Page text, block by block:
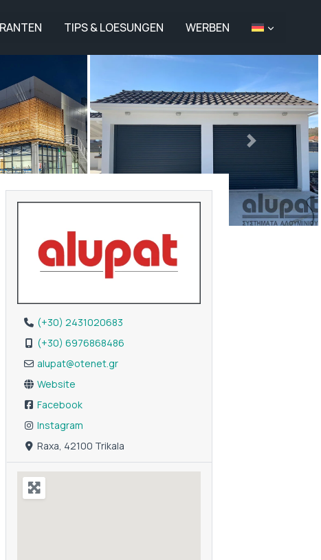
TIPS & LOESUNGEN WERBEN
Nächstes
(+30) 2431020683
(+30) 6976868486
alupat@otenet.gr
Website
Facebook
Instagram
Raxa, 42100 Trikala